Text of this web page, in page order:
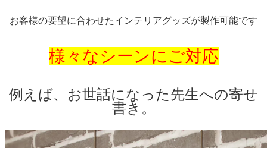
お客様の要望に合わせたインテリアグッズが製作可能です
様々なシーンにご対応
例えば、お世話になった先生への寄せ
書き。